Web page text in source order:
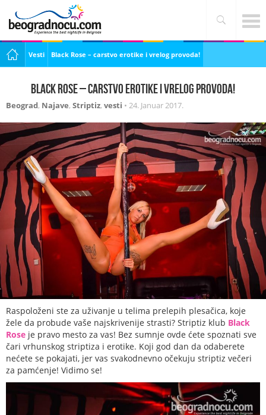
Vesti Black Rose – carstvo erotike i vrelog provoda!
Black Rose – carstvo erotike i vrelog provoda!
Beograd, Najave, Striptiz, vesti • 24. Januar 2017.
Raspoloženi ste za uživanje u telima prelepih plesačica, koje
žele da probude vaše najskrivenije strasti? Striptiz klub Black
Rose je pravo mesto za vas! Bez sumnje ovde ćete spoznati sve
čari vrhunskog striptiza i erotike. Koji god dan da odaberete
nećete se pokajati, jer vas svakodnevno očekuju striptiz večeri
za pamćenje! Vidimo se!